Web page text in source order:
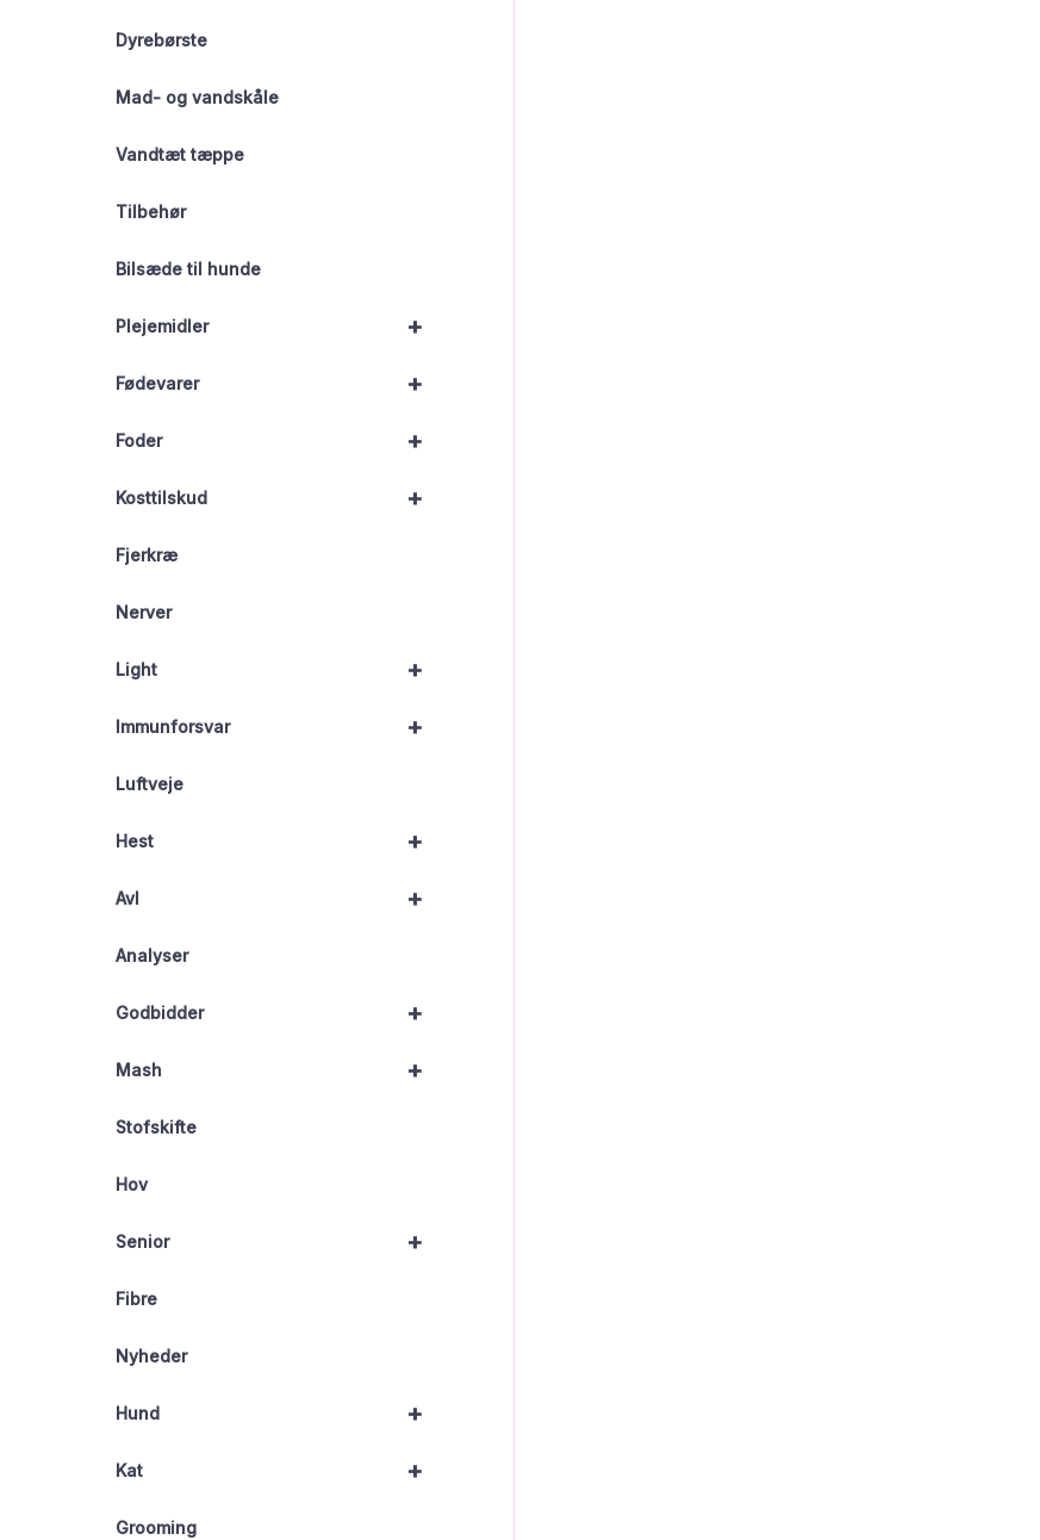
Dyrebørste
Mad- og vandskåle
Vandtæt tæppe
Tilbehør
Bilsæde til hunde
+
Plejemidler
+
Fødevarer
+
Foder
+
Kosttilskud
Fjerkræ
Nerver
+
Light
+
Immunforsvar
Luftveje
+
Hest
+
Avl
Analyser
+
Godbidder
+
Mash
Stofskifte
Hov
+
Senior
Fibre
Nyheder
+
Hund
+
Kat
Grooming